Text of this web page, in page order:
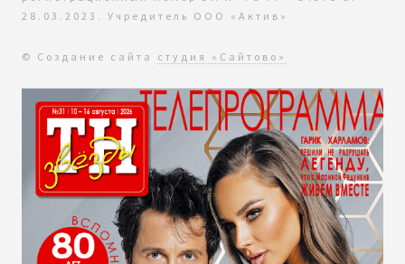
28.03.2023. Учредитель ООО «Актив»
© Создание сайта студия «Сайтово»